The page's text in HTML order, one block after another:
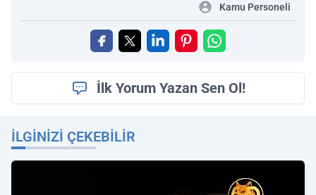
Kamu Personeli
İlk Yorum Yazan Sen Ol!
İLGINIZI ÇEKEBILIR